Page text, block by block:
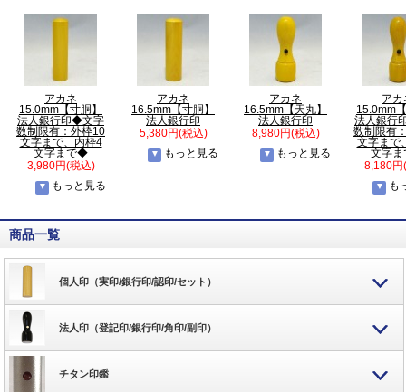
アカネ
15.0mm【寸胴】
法人銀行印◆文字
数制限有：外枠10
文字まで、内枠4
文字まで◆
3,980円(税込)
もっと見る
アカネ
16.5mm【寸胴】
法人銀行印
5,380円(税込)
もっと見る
アカネ
16.5mm【天丸】
法人銀行印
8,980円(税込)
もっと見る
アカ
15.0mm
法人銀行
数制限有
文字まで
文字
8,180円
も
商品一覧
個人印（実印/銀行印/認印/セット）
法人印（登記印/銀行印/角印/副印）
チタン印鑑